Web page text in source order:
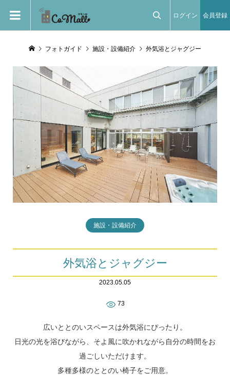
ログイン 会員登録
フォトガイド 施設・設備紹介 外気浴とジャグジー
施設・設備紹介
外気浴とジャグジー
2023.05.05
73
広いととのいスペースは外気浴にぴったり。
日光の光を浴びながら、そよ風に吹かれながら自分の時間をお
過ごしいただけます。
多種多様のととのい椅子をご用意。